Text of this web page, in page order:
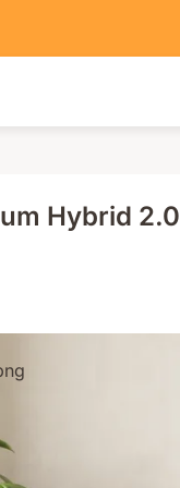
Hybrid 2.0